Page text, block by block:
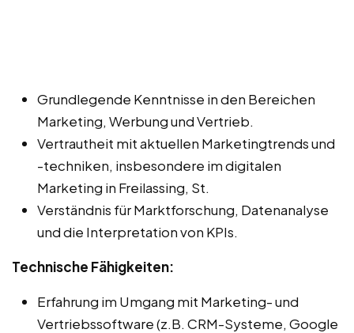
Grundlegende Kenntnisse in den Bereichen
Marketing, Werbung und Vertrieb.
Vertrautheit mit aktuellen Marketingtrends und
-techniken, insbesondere im digitalen
Marketing in Freilassing, St.
Verständnis für Marktforschung, Datenanalyse
und die Interpretation von KPIs.
Technische Fähigkeiten:
Erfahrung im Umgang mit Marketing- und
Vertriebssoftware (z.B. CRM-Systeme, Google